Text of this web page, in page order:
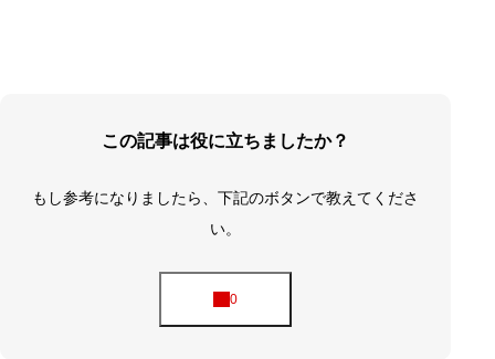
この記事は役に立ちましたか？
もし参考になりましたら、下記のボタンで教えてくださ
い。